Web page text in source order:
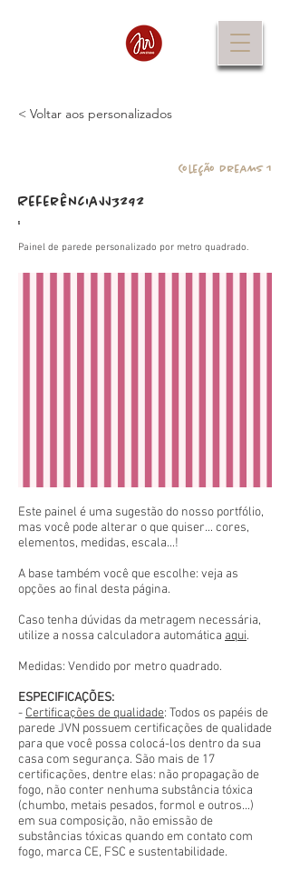
< Voltar aos personalizados
Coleção Dreams 1
Referência
:
JJ3292
Painel de parede personalizado por metro quadrado.
Este painel é uma sugestão do nosso portfólio,
mas você pode alterar o que quiser... cores,
elementos, medidas, escala...!
A base também você que escolhe: veja as
opções ao final desta página.
Caso tenha dúvidas da metragem necessária,
utilize a nossa calculadora automática aqui.
Medidas: Vendido por metro quadrado.
ESPECIFICAÇÕES:
- Certificações de qualidade: Todos os papéis de
parede JVN possuem certificações de qualidade
para que você possa colocá-los dentro da sua
casa com segurança. São mais de 17
certificações, dentre elas: não propagação de
fogo, não conter nenhuma substância tóxica
(chumbo, metais pesados, formol e outros...)
em sua composição, não emissão de
substâncias tóxicas quando em contato com
fogo, marca CE, FSC e sustentabilidade.